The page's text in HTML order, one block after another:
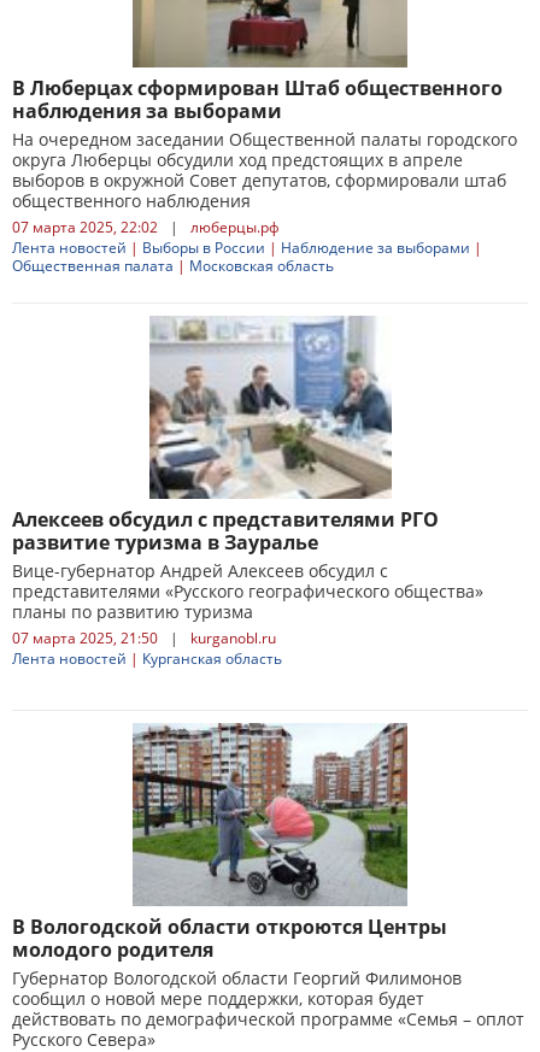
В Люберцах сформирован Штаб общественного
наблюдения за выборами
На очередном заседании Общественной палаты городского
округа Люберцы обсудили ход предстоящих в апреле
выборов в окружной Совет депутатов, сформировали штаб
общественного наблюдения
07 марта 2025, 22:02 |
люберцы.рф
Лента новостей | Выборы в России | Наблюдение за выборами |
Общественная палата | Московская область
Алексеев обсудил с представителями РГО
развитие туризма в Зауралье
Вице-губернатор Андрей Алексеев обсудил с
представителями «Русского географического общества»
планы по развитию туризма
07 марта 2025, 21:50 |
kurganobl.ru
Лента новостей | Курганская область
В Вологодской области откроются Центры
молодого родителя
Губернатор Вологодской области Георгий Филимонов
сообщил о новой мере поддержки, которая будет
действовать по демографической программе «Семья – оплот
Русского Севера»